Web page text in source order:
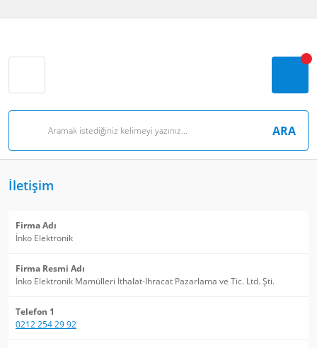
ARA
İletişim
Firma Adı
İnko Elektronik
Firma Resmi Adı
İnko Elektronik Mamülleri İthalat-İhracat Pazarlama ve Tic. Ltd. Şti.
Telefon 1
0212 254 29 92